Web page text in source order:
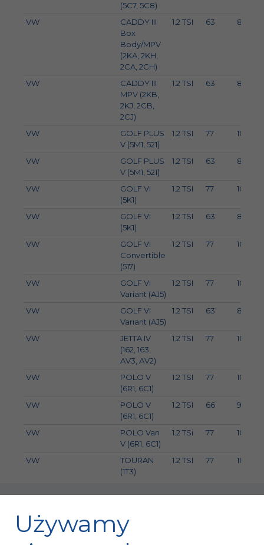
(5C7, 5C8)
VW
CADDY III
Box
Body/MPV
(2KA, 2KH,
2CA, 2CH)
1.2 TSI 63 86
VW
CADDY III
MPV (2KB,
2KJ, 2CB,
2CJ)
1.2 TSI 63 86
VW
GOLF PLUS
V (5M1, 521)
1.2 TSI 77 105
VW
GOLF PLUS
V (5M1, 521)
1.2 TSI 63 86
VW
GOLF VI
(5K1)
1.2 TSI 77 105
VW
GOLF VI
(5K1)
1.2 TSI 63 86
VW
GOLF VI
Convertible
(517)
1.2 TSI 77 105
VW
GOLF VI
Variant (AJ5)
1.2 TSI 77 105
VW
GOLF VI
Variant (AJ5)
1.2 TSI 63 86
VW
JETTA IV
(162, 163,
AV3, AV2)
1.2 TSI 77 105
VW
POLO V
(6R1, 6C1)
1.2 TSI 77 105
VW
POLO V
(6R1, 6C1)
1.2 TSI 66 90
VW
POLO Van
V (6R1, 6C1)
1.2 TSi 77 105
VW
TOURAN
(1T3)
1.2 TSI 77 105
Używamy